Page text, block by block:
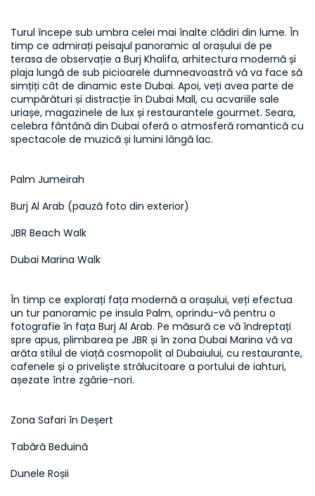
Turul începe sub umbra celei mai înalte clădiri din lume. În
timp ce admirați peisajul panoramic al orașului de pe
terasa de observație a Burj Khalifa, arhitectura modernă și
plaja lungă de sub picioarele dumneavoastră vă va face să
simțiți cât de dinamic este Dubai. Apoi, veți avea parte de
cumpărături și distracție în Dubai Mall, cu acvariile sale
uriașe, magazinele de lux și restaurantele gourmet. Seara,
celebra fântână din Dubai oferă o atmosferă romantică cu
spectacole de muzică și lumini lângă lac.
Palm Jumeirah
Burj Al Arab (pauză foto din exterior)
JBR Beach Walk
Dubai Marina Walk
În timp ce explorați fața modernă a orașului, veți efectua
un tur panoramic pe insula Palm, oprindu-vă pentru o
fotografie în fața Burj Al Arab. Pe măsură ce vă îndreptați
spre apus, plimbarea pe JBR și în zona Dubai Marina vă va
arăta stilul de viață cosmopolit al Dubaiului, cu restaurante,
cafenele și o priveliște strălucitoare a portului de iahturi,
așezate între zgârie-nori.
Zona Safari în Deșert
Tabără Beduină
Dunele Roșii